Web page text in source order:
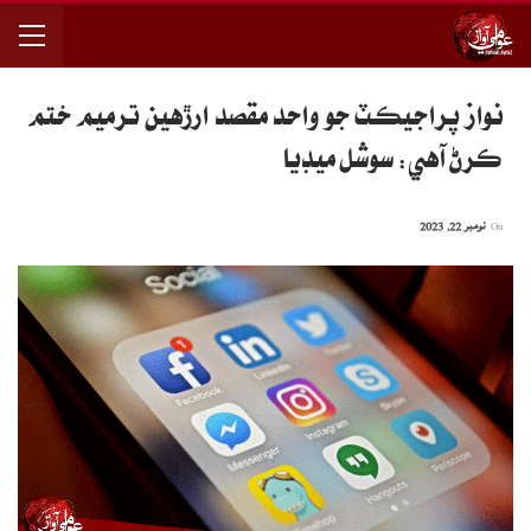
نواز پراجيڪٽ جو واحد مقصد ارڙهين ترميم ختم
ڪرڻ آهي: سوشل ميڊيا